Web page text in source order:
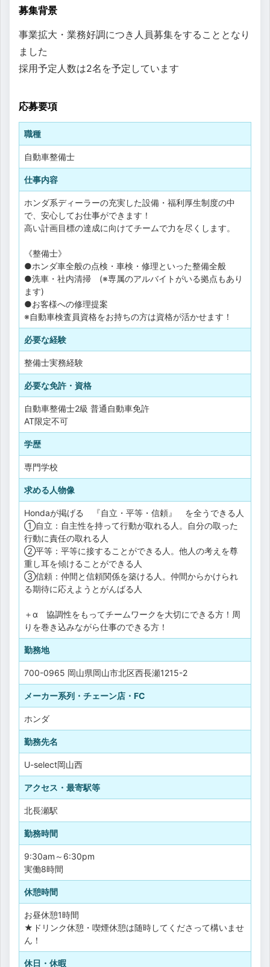
募集背景
事業拡大・業務好調につき人員募集をすることとなり
ました
採用予定人数は2名を予定しています
応募要項
職種
自動車整備士
仕事内容
ホンダ系ディーラーの充実した設備・福利厚生制度の中
で、安心してお仕事ができます！
高い計画目標の達成に向けてチームで力を尽くします。
《整備士》
●ホンダ車全般の点検・車検・修理といった整備全般
●洗車・社内清掃 (※専属のアルバイトがいる拠点もあり
ます)
●お客様への修理提案
※自動車検査員資格をお持ちの方は資格が活かせます！
必要な経験
整備士実務経験
必要な免許・資格
自動車整備士2級 普通自動車免許
AT限定不可
学歴
専門学校
求める人物像
Hondaが掲げる 『自立・平等・信頼』 を全うできる人
①自立：自主性を持って行動が取れる人。自分の取った
行動に責任の取れる人
②平等：平等に接することができる人。他人の考えを尊
重し耳を傾けることができる人
③信頼：仲間と信頼関係を築ける人。仲間からかけられ
る期待に応えようとがんばる人
＋α 協調性をもってチームワークを大切にできる方！周
りを巻き込みながら仕事のできる方！
勤務地
700-0965 岡山県岡山市北区西長瀬1215-2
メーカー系列・チェーン店・FC
ホンダ
勤務先名
U-select岡山西
アクセス・最寄駅等
北長瀬駅
勤務時間
9:30am～6:30pm
実働8時間
休憩時間
お昼休憩1時間
★ドリンク休憩・喫煙休憩は随時してくださって構いませ
ん！
休日・休暇